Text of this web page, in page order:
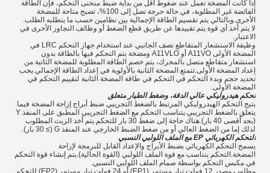
إذا كانت المضخة تعمل عند ضغوط أقل من بداية ضبط منحنى التحكم، فإن الطاقة
الفائضة غير المطلوبة، في حالة حرجة تصل إلى 100%، تصبح متاحة للمضخة
الأخرى.وبالتالي يتم تقسيم الطاقة الإجمالية بين نظامين حسب ما يتطلبه الطلب.
لا يتم أخذ أي قوة يتم تقييدها عن طريق قطع الضغط أو وظائف التجاوز الأخرى في
الاعتبار.
وظيفة الاستشعار المتقاطع نصف الجانبي عند استخدام جهاز التحكم LRC في
المضخة الأولى A11VO أو A11VLO ومضخة يتم التحكم فيها بالطاقة بدون
استشعار متقاطع متصل بالمحرك، يتم خصم الطاقة المطلوبة للمضخة الثانية من
إعداد المضخة الأولى.تتمتع المضخة الثانية بالأولوية في إعداد الطاقة الإجمالي.يجب
تحديد حجم وبدء التحكم في التحكم في طاقة المضخة الثانية لتقييم التحكم في
المضخة الأولى.
تحكم هيدروليكي عالي الدقة، وضغط الطيار متعلق
يتيح التحكم الهيدروليكي المرتبط بالضغط التجريبي ضبط أبراج إزاحة المضخة فيما
يتعلق بالضغط التجريبي.يتناسب التحكم مع الضغط التجريبي المطبق على المنفذ Y
(بحد أقصى 40 بار).هناك حاجة إلى ضغط 30 بار للتحكم.يتم أخذ الزيت المطلوب
لذلك إما من الضغط العالي أو من ضغط الضبط الخارجي عند المنفذ G (≥ 30 بار).
التحكم الكهربائي EP مع الملف اللولبي النسبي
يسمح التحكم الكهربائي بضبط الأبراج والإعداد القابل للبرمجة لإزاحة
المضخة.التحكم يتناسب مع قوة الملف اللولبي (القوة الحالية).يتم إنشاء قوة التحكم
في مكبس التحكم بواسطة صمام الملف اللولبي النسبي.